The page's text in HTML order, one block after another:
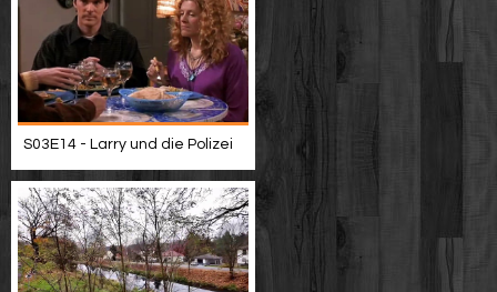
S03E14 - Larry und die Polizei